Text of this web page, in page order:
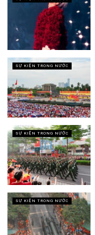
SỰ KIỆN TRONG NƯỚC
SỰ KIỆN TRONG NƯỚC
SỰ KIỆN TRONG NƯỚC